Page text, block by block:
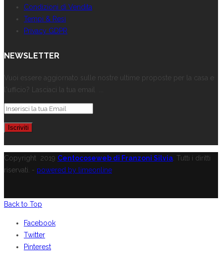
Condizioni di Vendita
Tempi & Resi
Privacy GDPR
NEWSLETTER
Vuoi essere aggiornato sulle nostre ultime proposte per la casa e
l'ufficio? Lasciaci la tua email ...
Copyright 2019 Centocoseweb di Franzoni Silvia . Tutti i diritti
riservati. - powered by limeonline
Back to Top
Facebook
Twitter
Pinterest